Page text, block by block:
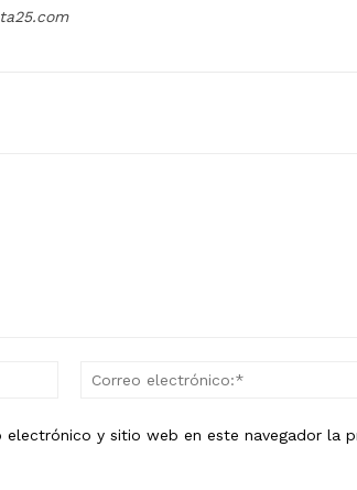
Nombre:*
electrónico y sitio web en este navegador la